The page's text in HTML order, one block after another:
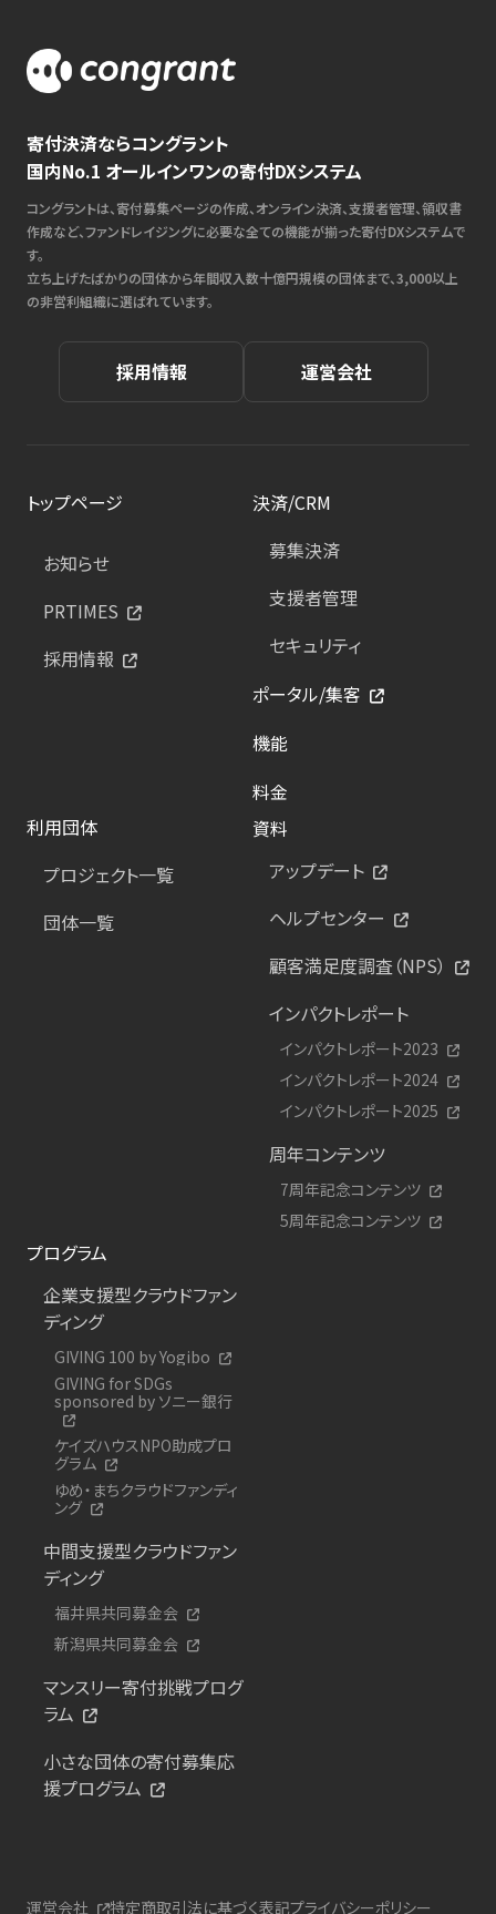
寄付決済ならコングラント
国内No.1 オールインワンの寄付DXシステム
コングラントは、寄付募集ページの作成、オンライン決済、支援者管理、領収書
作成など、ファンドレイジングに必要な全ての機能が揃った寄付DXシステムで
す。
立ち上げたばかりの団体から年間収入数十億円規模の団体まで、3,000以上
の非営利組織に選ばれています。
採用情報 運営会社
トップページ
お知らせ
PRTIMES
採用情報
決済/CRM
募集決済
支援者管理
セキュリティ
ポータル/集客
機能
料金
利用団体
プロジェクト一覧
団体一覧
資料
アップデート
ヘルプセンター
顧客満足度調査（NPS）
インパクトレポート
インパクトレポート2023
インパクトレポート2024
インパクトレポート2025
周年コンテンツ
7周年記念コンテンツ
5周年記念コンテンツ
プログラム
企業支援型クラウドファン
ディング
GIVING 100 by Yogibo
GIVING for SDGs
sponsored by ソニー銀行
ケイズハウスNPO助成プロ
グラム
ゆめ・まちクラウドファンディ
ング
中間支援型クラウドファン
ディング
福井県共同募金会
新潟県共同募金会
マンスリー寄付挑戦プログ
ラム
小さな団体の寄付募集応
援プログラム
運営会社 特定商取引法に基づく表記プライバシーポリシー